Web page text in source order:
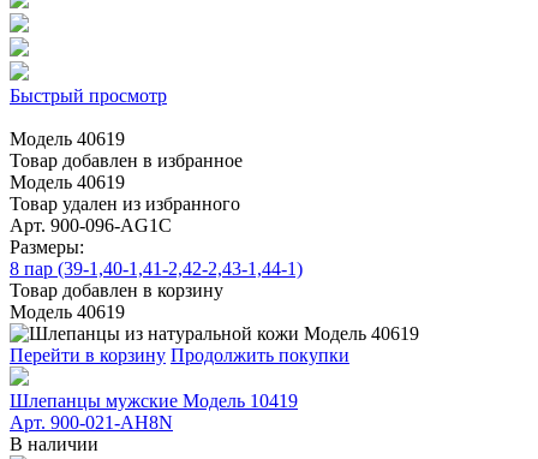
Быстрый просмотр
Модель 40619
Товар добавлен в избранное
Модель 40619
Товар удален из избранного
Арт. 900-096-AG1C
Размеры:
8 пар (39-1,40-1,41-2,42-2,43-1,44-1)
Товар добавлен в корзину
Модель 40619
Перейти в корзину Продолжить покупки
Шлепанцы мужские Модель 10419
Арт. 900-021-AH8N
В наличии